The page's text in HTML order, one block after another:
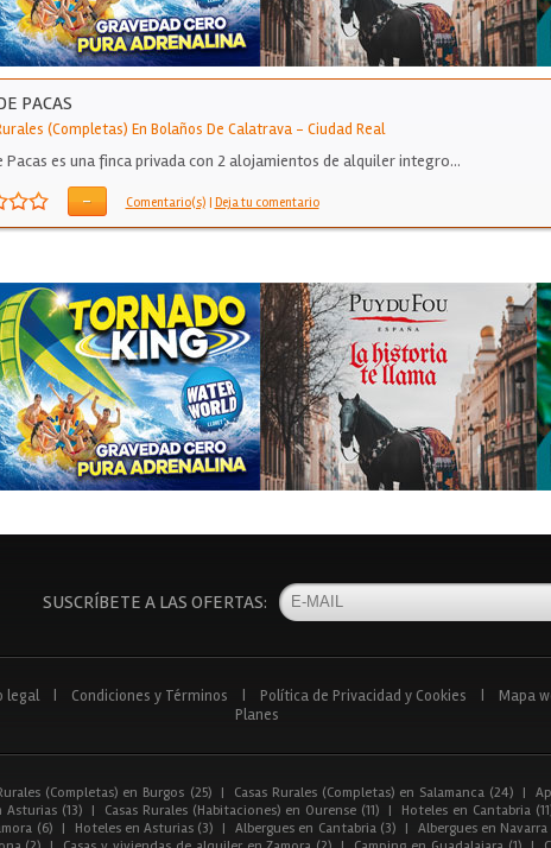
PACAS
(Completas) En Bolaños De Calatrava- Ciudad Real
Pacas es una finca privada con 2 alojamientos de alquiler integro…
- Comentario(s) | Deja tu comentario
SUSCRÍBETE A LAS OFERTAS:
legal Condiciones y Términos Política de Privacidad y Cookies Mapa
Planes
(Completas) en Burgos (25) | Casas Rurales (Completas) en Salamanca (24) |
(13) | Casas Rurales (Habitaciones) en Ourense (11) | Hoteles en Cantabria
(6) | Hoteles en Asturias (3) | Albergues en Cantabria (3) | Albergues en Navarra